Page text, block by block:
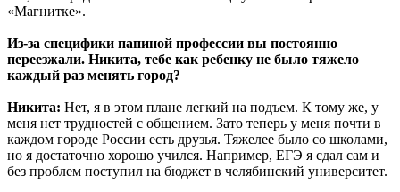
«Магнитке».
Из-за специфики папиной профессии вы постоянно
переезжали. Никита, тебе как ребенку не было тяжело
каждый раз менять город?
Никита: Нет, я в этом плане легкий на подъем. К тому же, у
меня нет трудностей с общением. Зато теперь у меня почти в
каждом городе России есть друзья. Тяжелее было со школами,
но я достаточно хорошо учился. Например, ЕГЭ я сдал сам и
без проблем поступил на бюджет в челябинский университет.